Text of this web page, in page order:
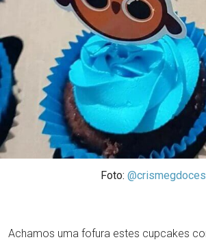
Foto: @crismegdoces
Achamos uma fofura estes cupcakes